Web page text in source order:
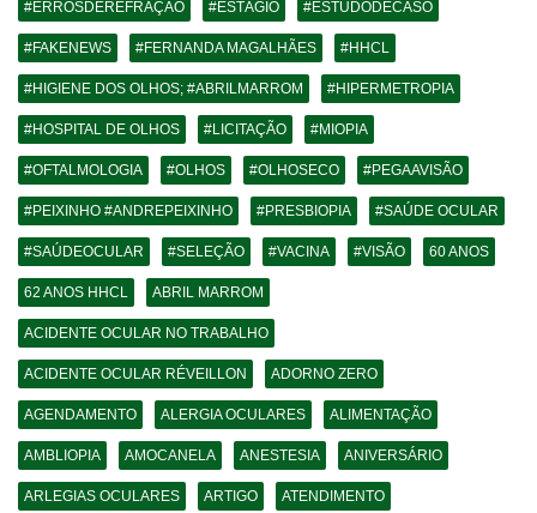
#ERROSDEREFRAÇÃO #ESTÁGIO #ESTUDODECASO
#FAKENEWS #FERNANDA MAGALHÃES #HHCL
#HIGIENE DOS OLHOS; #ABRILMARROM #HIPERMETROPIA
#HOSPITAL DE OLHOS #LICITAÇÃO #MIOPIA
#OFTALMOLOGIA #OLHOS #OLHOSECO #PEGAAVISÃO
#PEIXINHO #ANDREPEIXINHO #PRESBIOPIA #SAÚDE OCULAR
#SAÚDEOCULAR #SELEÇÃO #VACINA #VISÃO 60 ANOS
62 ANOS HHCL ABRIL MARROM
ACIDENTE OCULAR NO TRABALHO
ACIDENTE OCULAR RÉVEILLON ADORNO ZERO
AGENDAMENTO ALERGIA OCULARES ALIMENTAÇÃO
AMBLIOPIA AMOCANELA ANESTESIA ANIVERSÁRIO
ARLEGIAS OCULARES ARTIGO ATENDIMENTO